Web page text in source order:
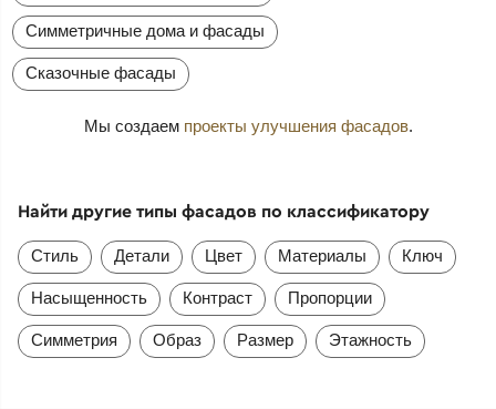
Симметричные дома и фасады
Сказочные фасады
Мы создаем проекты улучшения фасадов.
Найти другие типы фасадов по классификатору
Стиль Детали Цвет Материалы Ключ
Насыщенность Контраст Пропорции
Симметрия Образ Размер Этажность